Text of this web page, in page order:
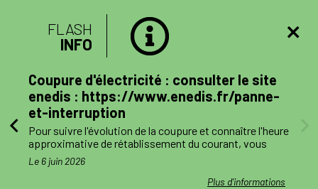
le
FLASH
INFO
Coupure d'électricité : consulter le site
enedis : https://www.enedis.fr/panne-
et-interruption
Plus d'informations
Pour suivre l'évolution de la coupure et connaître l'heure
approximative de rétablissement du courant, vous
pouvez consulter le site enedis.fr/panne-et-
interruption ou télécharger l'application Enedis à mes
côtés. Toutefois l'alimentation pourra être rétablie à
Le 6 juin 2026